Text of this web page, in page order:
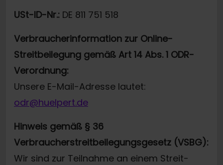
USt-ID-Nr.: DE 811 751 518
Verbraucherinformation zur Online-
Streitbeilegung gemäß Art 14 Abs. 1 ODR-
Verordnung:
Unsere E-Mail-Adresse lautet:
odr@huelpert.de
Hinweis gemäß § 36
Verbraucherstreitbeilegungsgesetz (VSBG):
Wir sind zur Teilnahme an einem Streit-